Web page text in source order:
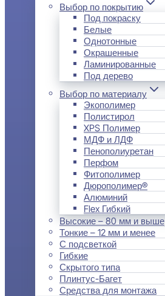
Выбор по покрытию
Под покраску
Белые
Однотонные
Окрашенные
Ламинированные
Под дерево
Выбор по материалу
Экополимер
Полистирол
XPS Полимер
МДФ и ЛДФ
Пенополиуретан
Перфом
Фитополимер
Дюрополимер®
Алюминий
Flex Гибкий
Высокие – 80 мм и выше
Тонкие – 12 мм и менее
С подсветкой
Гибкие
Скрытого типа
Плинтус-Багет
Средства для монтажа